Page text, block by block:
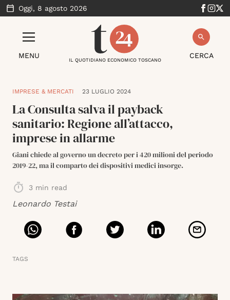
Oggi, 8 agosto 2026
MENU CERCA
IL QUOTIDIANO ECONOMICO TOSCANO
IMPRESE & MERCATI 23 LUGLIO 2024
La Consulta salva il payback
sanitario: Regione all’attacco,
imprese in allarme
Giani chiede al governo un decreto per i 420 milioni del periodo
2019-22, ma il comparto dei dispositivi medici insorge.
3 min read
Leonardo Testai
TAGS